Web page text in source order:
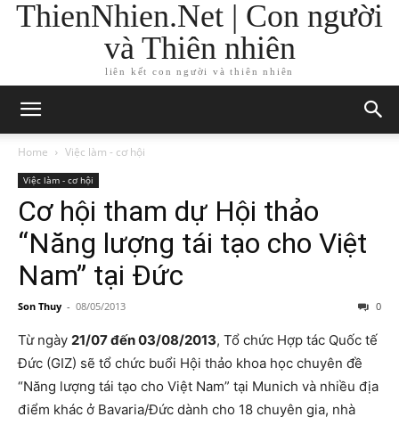
ThienNhien.Net | Con người
và Thiên nhiên
liên kết con người và thiên nhiên
Home Việc làm - cơ hội
Việc làm - cơ hội
Cơ hội tham dự Hội thảo
“Năng lượng tái tạo cho Việt
Nam” tại Đức
Son Thuy - 08/05/2013 0
Từ ngày 21/07 đến 03/08/2013, Tổ chức Hợp tác Quốc tế
Đức (GIZ) sẽ tổ chức buổi Hội thảo khoa học chuyên đề
“Năng lượng tái tạo cho Việt Nam” tại Munich và nhiều địa
điểm khác ở Bavaria/Đức dành cho 18 chuyên gia, nhà